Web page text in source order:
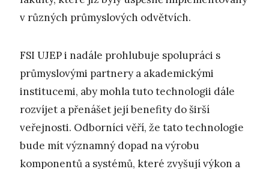
v různých průmyslových odvětvích.
FSI UJEP i nadále prohlubuje spolupráci s
průmyslovými partnery a akademickými
institucemi, aby mohla tuto technologii dále
rozvíjet a přenášet její benefity do širší
veřejnosti. Odborníci věří, že tato technologie
bude mít významný dopad na výrobu
komponentů a systémů, které zvyšují výkon a